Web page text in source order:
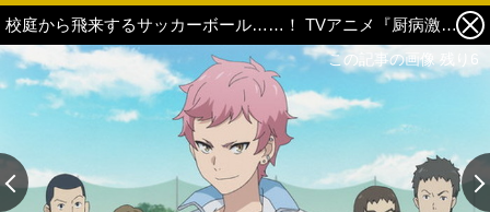
校庭から飛来するサッカーボール……！ TVアニメ『厨病激発ボーイ』第2話あらすじと場面カットを紹介 6枚目の写真・画像
この記事の画像 残り6